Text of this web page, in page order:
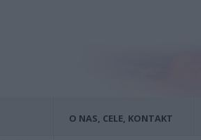
O NAS, CELE, KONTAKT